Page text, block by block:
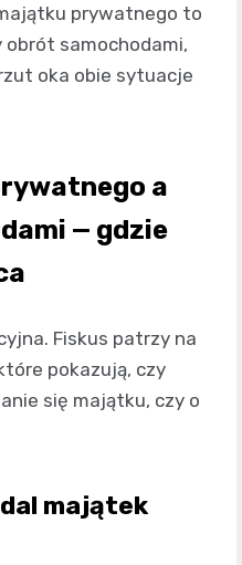
prywatnego to
obrót samochodami,
oka obie sytuacje
a
— gdzie
Fiskus patrzy na
pokazują, czy
się majątku, czy o
majątek